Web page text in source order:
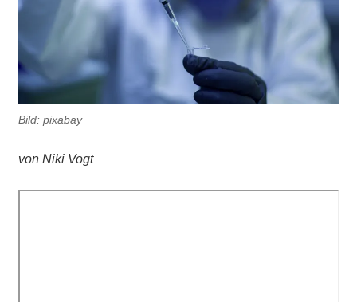
Bild: pixabay
von Niki Vogt